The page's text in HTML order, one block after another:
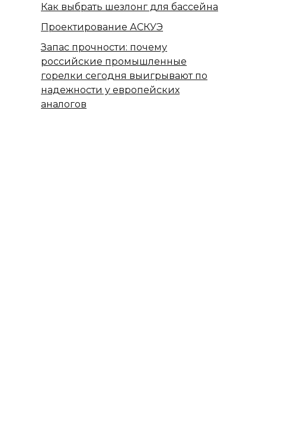
Как выбрать шезлонг для бассейна
Проектирование АСКУЭ
Запас прочности: почему
российские промышленные
горелки сегодня выигрывают по
надежности у европейских
аналогов